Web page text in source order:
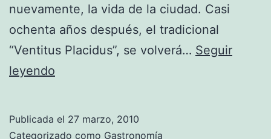
nuevamente, la vida de la ciudad. Casi
ochenta años después, el tradicional
“Ventitus Placidus”, se volverá… Seguir
leyendo
en
Publicada el 27 marzo, 2010
Categorizado como Gastronomía